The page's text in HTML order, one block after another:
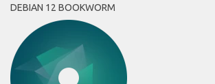
DEBIAN 12 BOOKWORM